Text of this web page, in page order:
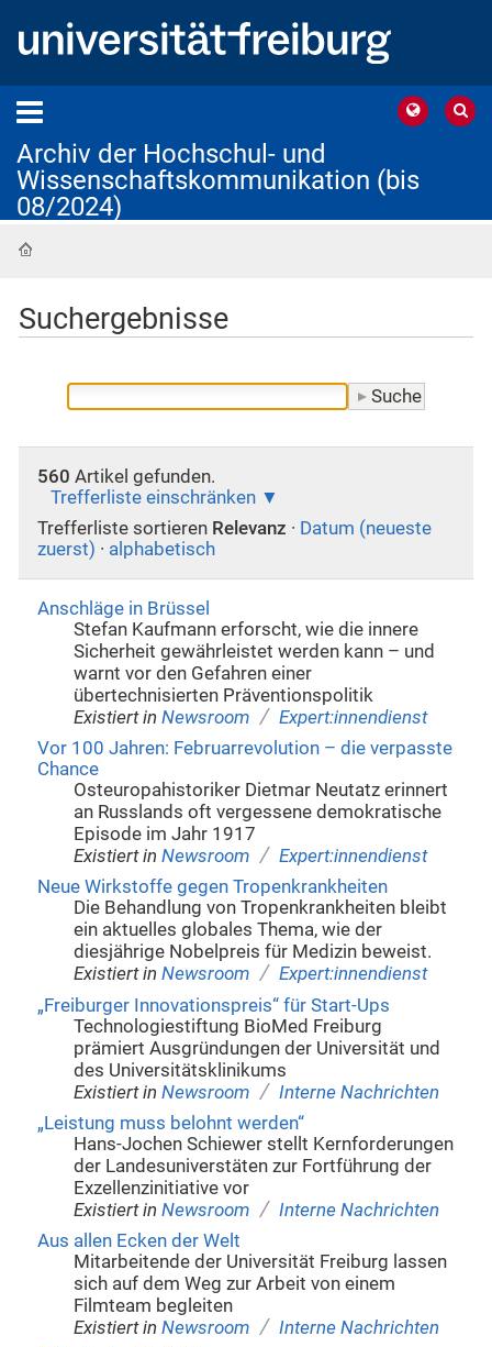
Archiv der Hochschul- und
Wissenschaftskommunikation (bis
08/2024)
Suchergebnisse
560 Artikel gefunden.
Trefferliste einschränken
Trefferliste sortieren Relevanz · Datum (neueste
zuerst) · alphabetisch
Anschläge in Brüssel
Stefan Kaufmann erforscht, wie die innere
Sicherheit gewährleistet werden kann – und
warnt vor den Gefahren einer
übertechnisierten Präventionspolitik
Existiert in Newsroom / Expert:innendienst
Vor 100 Jahren: Februarrevolution – die verpasste
Chance
Osteuropahistoriker Dietmar Neutatz erinnert
an Russlands oft vergessene demokratische
Episode im Jahr 1917
Existiert in Newsroom / Expert:innendienst
Neue Wirkstoffe gegen Tropenkrankheiten
Die Behandlung von Tropenkrankheiten bleibt
ein aktuelles globales Thema, wie der
diesjährige Nobelpreis für Medizin beweist.
Existiert in Newsroom / Expert:innendienst
„Freiburger Innovationspreis“ für Start-Ups
Technologiestiftung BioMed Freiburg
prämiert Ausgründungen der Universität und
des Universitätsklinikums
Existiert in Newsroom / Interne Nachrichten
„Leistung muss belohnt werden“
Hans-Jochen Schiewer stellt Kernforderungen
der Landesuniverstäten zur Fortführung der
Exzellenzinitiative vor
Existiert in Newsroom / Interne Nachrichten
Aus allen Ecken der Welt
Mitarbeitende der Universität Freiburg lassen
sich auf dem Weg zur Arbeit von einem
Filmteam begleiten
Existiert in Newsroom / Interne Nachrichten